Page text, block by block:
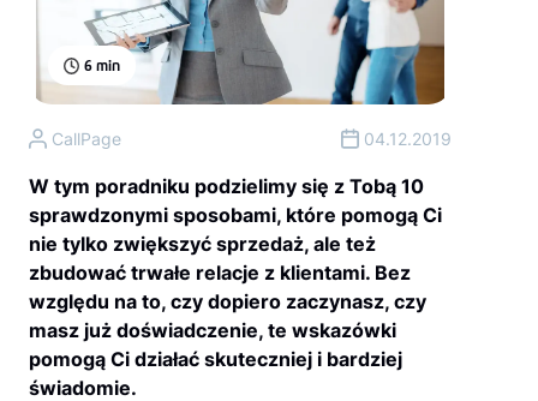
6 min
W tym poradniku podzielimy się z Tobą 10
sprawdzonymi sposobami, które pomogą Ci
nie tylko zwiększyć sprzedaż, ale też
zbudować trwałe relacje z klientami. Bez
względu na to, czy dopiero zaczynasz, czy
masz już doświadczenie, te wskazówki
pomogą Ci działać skuteczniej i bardziej
świadomie.
CallPage 04.12.2019